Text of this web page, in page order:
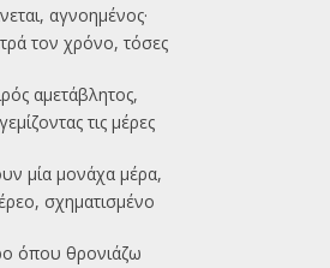
αγνοημένος·
τον χρόνο, τόσες
αμετάβλητος,
τις μέρες
μία μονάχα μέρα,
σχηματισμένο
όπου θρονιάζω